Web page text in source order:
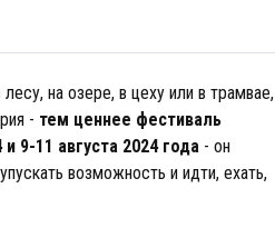
на озере, в цеху или в трамвае,
- тем ценнее фестиваль
11 августа 2024 года - он
возможность и идти, ехать,